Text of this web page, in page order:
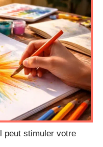
peut stimuler votre